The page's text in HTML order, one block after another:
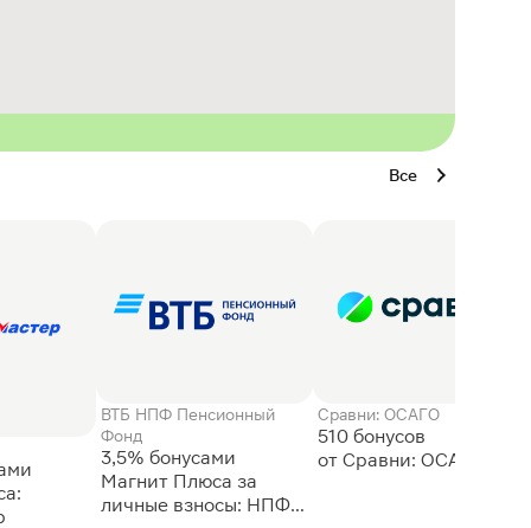
Все
ВТБ НПФ Пенсионный
Фонд
3,5% бонусами
Магнит Плюса за
личные взносы: НПФ
Сравни: ОСАГО
510 бонусов